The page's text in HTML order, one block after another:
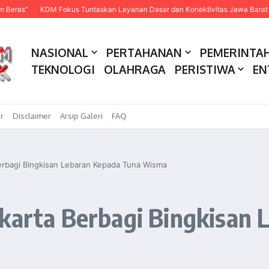
Fokus Tuntaskan Layanan Dasar dan Konektivitas Jawa Barat pada 2027
NASIONAL PERTAHANAN
TEKNOLOGI
OLAHRAGA PERISTIWA
Disclaimer Arsip Galeri FAQ
Bingkisan Lebaran Kepada Tuna Wisma
Berbagi Bingkisan